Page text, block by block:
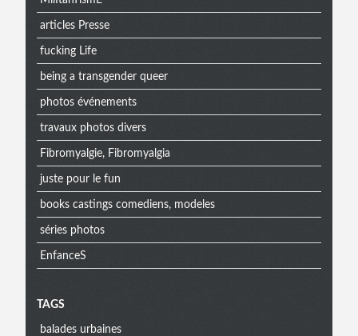
articles Presse
fucking Life
being a transgender queer
photos événements
travaux photos divers
Fibromyalgie, Fibromyalgia
juste pour le fun
books castings comediens, modeles
séries photos
EnfanceS
Menu
TAGS
balades urbaines